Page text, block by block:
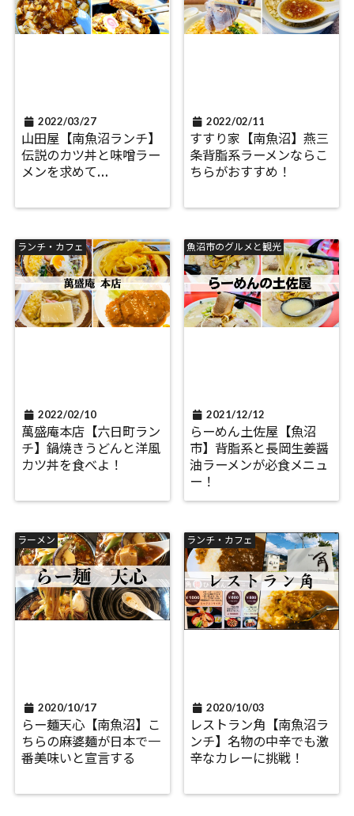
2022/03/27
山田屋【南魚沼ランチ】
伝説のカツ丼と味噌ラー
メンを求めて…
2022/02/11
すすり家【南魚沼】燕三
条背脂系ラーメンならこ
ちらがおすすめ！
ランチ・カフェ
2022/02/10
萬盛庵本店【六日町ラン
チ】鍋焼きうどんと洋風
カツ丼を食べよ！
魚沼市のグルメと観光
2021/12/12
らーめん土佐屋【魚沼
市】背脂系と長岡生姜醤
油ラーメンが必食メニュ
ー！
ラーメン
2020/10/17
らー麺天心【南魚沼】こ
ちらの麻婆麺が日本で一
番美味いと宣言する
ランチ・カフェ
2020/10/03
レストラン角【南魚沼ラ
ンチ】名物の中辛でも激
辛なカレーに挑戦！